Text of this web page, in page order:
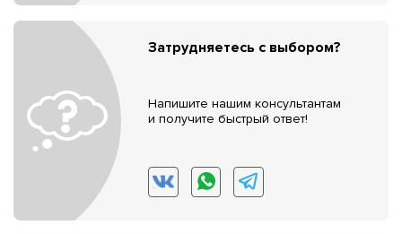
Затрудняетесь с выбором?
Напишите нашим консультантам
и получите быстрый ответ!